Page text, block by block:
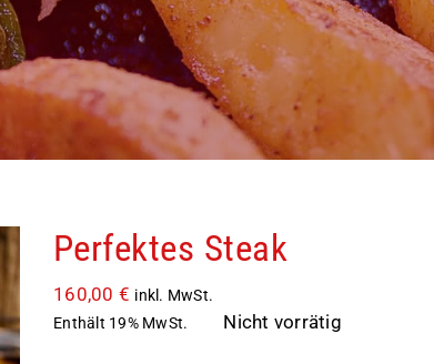
Perfektes Steak
160,00 € inkl. MwSt.
Enthält 19% MwSt.
Nicht vorrätig